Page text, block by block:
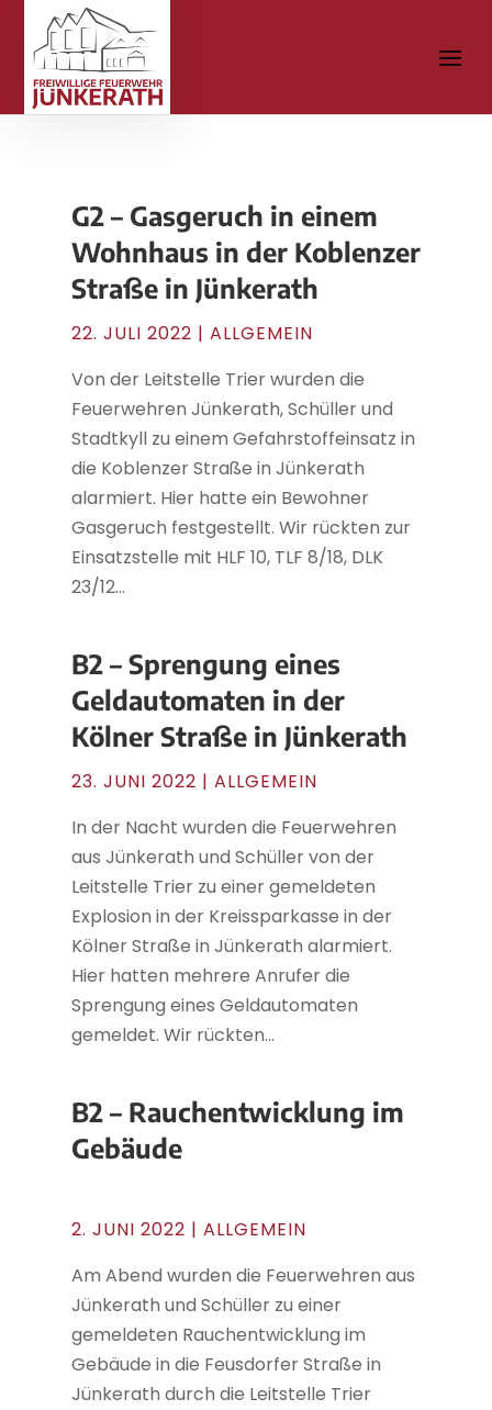
G2 – Gasgeruch in einem
Wohnhaus in der Koblenzer
Straße in Jünkerath
22. JULI 2022 | ALLGEMEIN
Von der Leitstelle Trier wurden die
Feuerwehren Jünkerath, Schüller und
Stadtkyll zu einem Gefahrstoffeinsatz in
die Koblenzer Straße in Jünkerath
alarmiert. Hier hatte ein Bewohner
Gasgeruch festgestellt. Wir rückten zur
Einsatzstelle mit HLF 10, TLF 8/18, DLK
23/12...
B2 – Sprengung eines
Geldautomaten in der
Kölner Straße in Jünkerath
23. JUNI 2022 | ALLGEMEIN
In der Nacht wurden die Feuerwehren
aus Jünkerath und Schüller von der
Leitstelle Trier zu einer gemeldeten
Explosion in der Kreissparkasse in der
Kölner Straße in Jünkerath alarmiert.
Hier hatten mehrere Anrufer die
Sprengung eines Geldautomaten
gemeldet. Wir rückten...
B2 – Rauchentwicklung im
Gebäude
2. JUNI 2022 | ALLGEMEIN
Am Abend wurden die Feuerwehren aus
Jünkerath und Schüller zu einer
gemeldeten Rauchentwicklung im
Gebäude in die Feusdorfer Straße in
Jünkerath durch die Leitstelle Trier